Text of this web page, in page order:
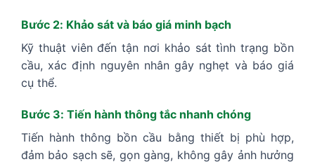
Bước 2: Khảo sát và báo giá minh bạch
Kỹ thuật viên đến tận nơi khảo sát tình trạng bồn
cầu, xác định nguyên nhân gây nghẹt và báo giá
cụ thể.
Bước 3: Tiến hành thông tắc nhanh chóng
Tiến hành thông bồn cầu bằng thiết bị phù hợp,
đảm bảo sạch sẽ, gọn gàng, không gây ảnh hưởng